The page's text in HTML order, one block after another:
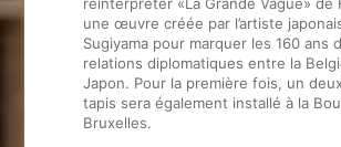
une œuvre créée par l’artiste
Sugiyama pour marquer les 160 ans
relations diplomatiques entre la
Japon. Pour la première fois, un
tapis sera également installé à la
Bruxelles.